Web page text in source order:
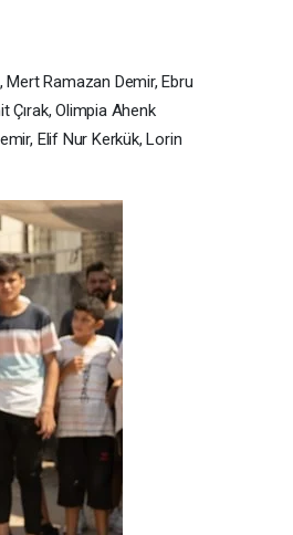
Mert Ramazan Demir, Ebru
Çırak, Olimpia Ahenk
Elif Nur Kerkük, Lorin